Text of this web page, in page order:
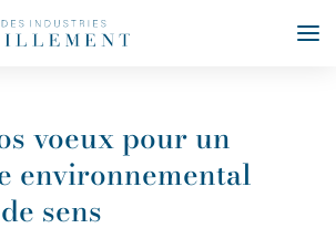
voeux pour un
environnemental
sens